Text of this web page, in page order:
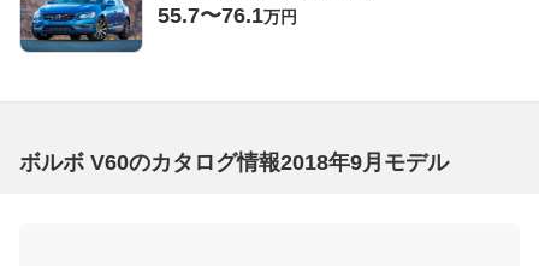
55.7〜76.1万円
ボルボ V60のカタログ情報2018年9月モデル